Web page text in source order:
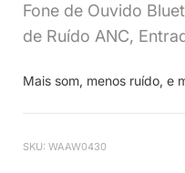
Fone de Ouvido
de Ruído ANC,
Mais som, menos ruído, e
SKU: WAAW0430